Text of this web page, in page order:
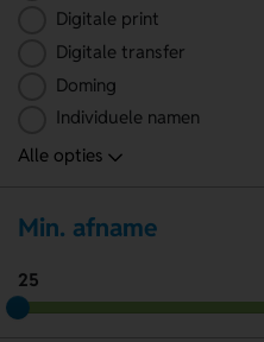
Digitale print
Digitale transfer
Doming
Individuele namen
Min. afname
25